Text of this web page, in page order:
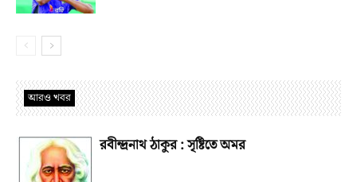
আরও খবর
রবীন্দ্রনাথ ঠাকুর : সৃষ্টিতে অমর